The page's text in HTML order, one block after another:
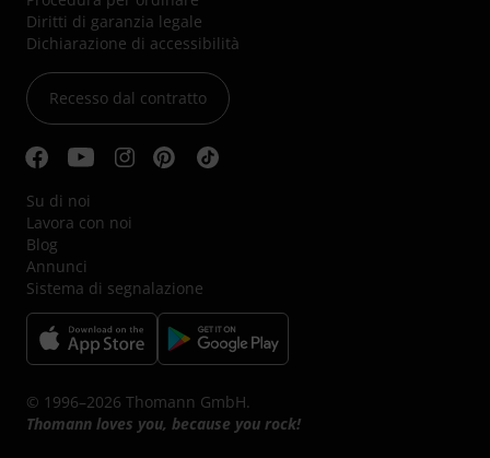
Diritti di garanzia legale
Dichiarazione di accessibilità
Recesso dal contratto
Su di noi
Lavora con noi
Blog
Annunci
Sistema di segnalazione
© 1996–2026 Thomann GmbH.
Thomann loves you, because you rock!